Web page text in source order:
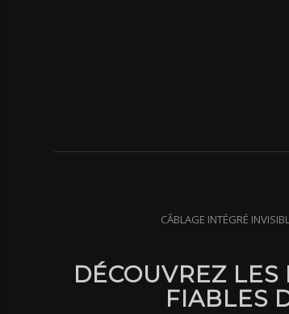
CÂBLAGE INTÉGRÉ
DÉCOUVREZ LES
FIABLES